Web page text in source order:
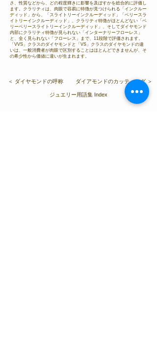
さ、性質などから、どの程度輝きに影響を及ぼすかを総合的に評価し
ます。クラリティは、肉眼で容易に特徴が見つけられる「インクルー
ディッド」から、「スライトリーインクルーディッド」「ベリースラ
イトリーインクルーディッド」、クラリティ特徴がほとんどない「ベ
リーベリースライトリーインクルーディッド」、そしてダイヤモンド
内部にクラリティ特徴が見られない「インターナリーフローレス」
と、全く見られない「フローレス」まで、11段階で評価されます。
「VVS」クラスのダイヤモンドと「VS」クラスのダイヤモンドの違
いは、一般消費者が肉眼で区別することはほとんどできませんが、そ
の希少性から価値に違いが生まれます。
＜ ダイヤモンドの呼称 ダイアモンドのカッティング ＞
ジュエリー用語集 Index